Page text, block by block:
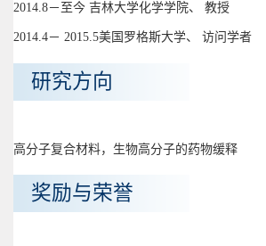
2014.8－至今 吉林大学化学学院、 教授
2014.4－ 2015.5美国罗格斯大学、 访问学者
研究方向
高分子复合材料，生物高分子的药物缓释
奖励与荣誉